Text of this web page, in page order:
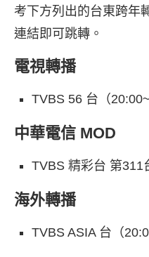
考下方列出的台東跨年
連結即可跳轉。
電視轉播
TVBS 56 台（
中華電信 MOD
TVBS 精彩台 第311
海外轉播
TVBS ASIA 台（